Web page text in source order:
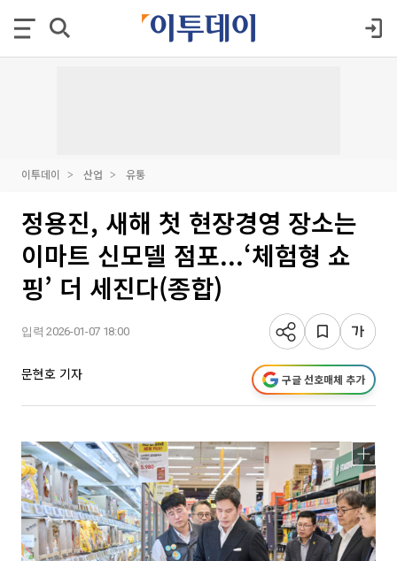
이투데이 산업 유통
정용진, 새해 첫 현장경영 장소는
이마트 신모델 점포...‘체험형 쇼
핑’ 더 세진다(종합)
입력 2026-01-07 18:00
문현호 기자 구글 선호매체 추가